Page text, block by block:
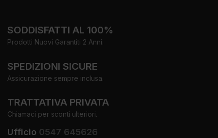
SODDISFATTI AL 100%
Prodotti Nuovi Garantiti 2 Anni.
SPEDIZIONI SICURE
Assicurazione sempre inclusa.
TRATTATIVA PRIVATA
Chiamaci per sconti ulteriori.
Ufficio 0547 645626